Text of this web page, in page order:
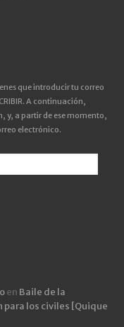
que introducir tu correo
A continuación,
y, a partir de ese momento,
electrónico.
en Baile de la
los civiles [Quique